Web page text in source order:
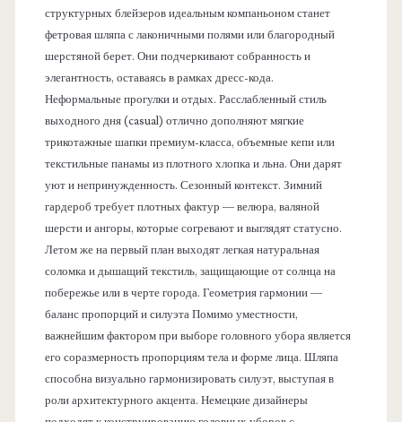
структурных блейзеров идеальным компаньоном станет
фетровая шляпа с лаконичными полями или благородный
шерстяной берет. Они подчеркивают собранность и
элегантность, оставаясь в рамках дресс-кода.
Неформальные прогулки и отдых. Расслабленный стиль
выходного дня (casual) отлично дополняют мягкие
трикотажные шапки премиум-класса, объемные кепи или
текстильные панамы из плотного хлопка и льна. Они дарят
уют и непринужденность. Сезонный контекст. Зимний
гардероб требует плотных фактур — велюра, валяной
шерсти и ангоры, которые согревают и выглядят статусно.
Летом же на первый план выходят легкая натуральная
соломка и дышащий текстиль, защищающие от солнца на
побережье или в черте города. Геометрия гармонии —
баланс пропорций и силуэта Помимо уместности,
важнейшим фактором при выборе головного убора является
его соразмерность пропорциям тела и форме лица. Шляпа
способна визуально гармонизировать силуэт, выступая в
роли архитектурного акцента. Немецкие дизайнеры